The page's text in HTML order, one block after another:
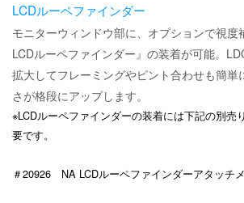
LCDルーペファインダー
モニターウィンドウ部に、オプションで視度
LCDルーペファインダー』の装着が可能。
拡大してフレーミングやピント合わせも簡単
さが格段にアップします。
※LCDルーペファインダーの装着には下記の別売
要です。
＃20926 NA LCDルーペファインダーアタッチ